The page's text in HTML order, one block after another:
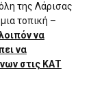
της Λάρισας
τοπική –
να
να
στις ΚΑΤ